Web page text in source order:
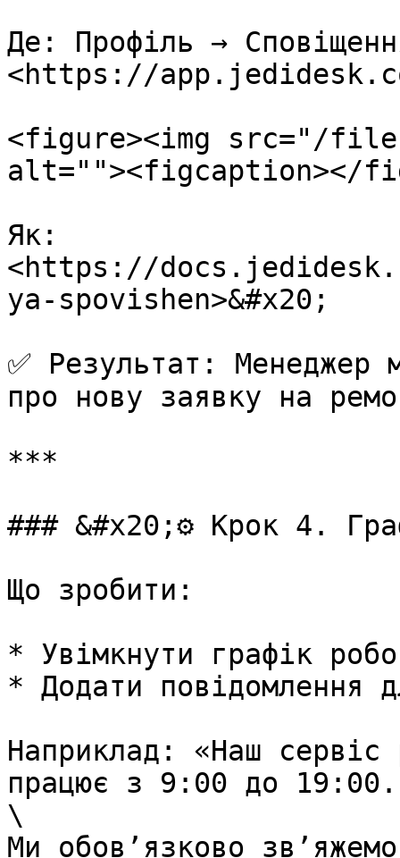
Де: Профіль →
<https://
<figure><img src="/
alt=""><figcaption></
Як:
<https://
ya-spovishen>&#x20;
✅ Результат: Менеджер
про нову заявку на
***
### &#x20;⚙️ Крок 4.
Що зробити:
* Увімкнути графік
* Додати повідомлення
Наприклад: «Наш сервіс
працює з 9:00 до 19:00.
\
Ми обовʼязково